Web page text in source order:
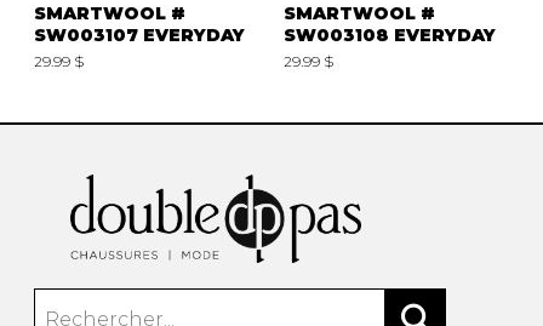
SMARTWOOL #
SW003107 EVERYDAY
29.99 $
SMARTWOOL #
SW003108 EVERYDAY
29.99 $